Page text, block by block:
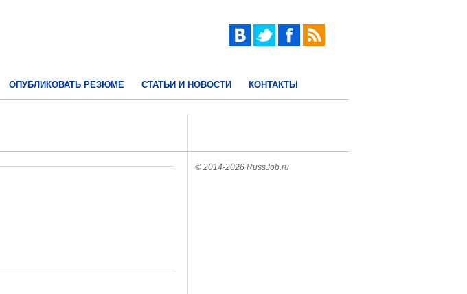
ОПУБЛИКОВАТЬ РЕЗЮМЕ СТАТЬИ И НОВОСТИ КОНТАКТЫ
© 2014-2026 RussJob.ru